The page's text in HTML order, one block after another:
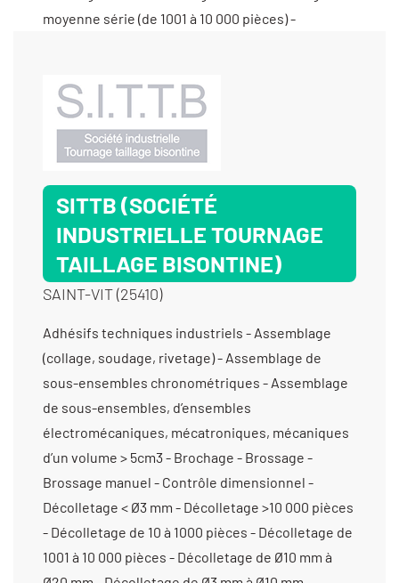
SITTB (SOCIÉTÉ
INDUSTRIELLE TOURNAGE
TAILLAGE BISONTINE)
SAINT-VIT (25410)
Adhésifs techniques industriels - Assemblage (collage, soudage, rivetage) - Assemblage de sous-ensembles chronométriques - Assemblage de sous-ensembles, d’ensembles électromécaniques, mécatroniques, mécaniques d’un volume > 5cm3 - Brochage - Brossage - Brossage manuel - Contrôle dimensionnel - Décolletage < Ø3 mm - Décolletage >10 000 pièces - Décolletage de 10 à 1000 pièces - Décolletage de 1001 à 10 000 pièces - Décolletage de Ø10 mm à Ø20 mm - Décolletage de Ø3 mm à Ø10 mm - Décolletage Épaisseur > à 2 mm à 50 mm - Décolletage prototype et unitaire < 10 pièces - Ébavurage tribofinition - Emmanchement / Chassage / Rivetage / Déformation - Fabrication d’ensembles et de sous-ensembles - Fabrication de couples roue et vis sans fin - Fabrication de dispositifs médicaux (classe 1) - Fabrication de dispositifs médicaux (classe 2) - Fabrication de dispositifs médicaux non implantables - Fabrication de pignons à chaîne - Fabrication de pignons à denture droite - Fabrication de pignons coniques - Fabrication de pignons hélicoïdaux - Fabrication de poulies crantées - Filetage - Fraisage proto - Fraisage série - Mécanique générale de précision - Perçage - Sablage - Taillage d'arbres - Taillage de couples roue et vis sans fin - Taillage de pignons à chaîne - Taillage de pignons à denture droite - Taillage